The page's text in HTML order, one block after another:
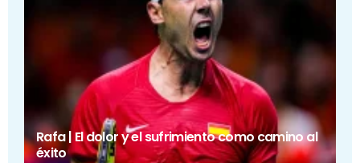
Rafa | El dolor y el sufrimiento como camino al
éxito